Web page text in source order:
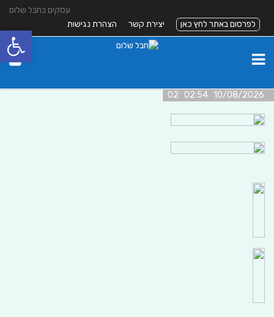
עסקים בחבל שלום
לפרסום באתר לחץ כאן
יצירת קשר הצהרת נגישות
10/08/2026 02:54 02
פתח